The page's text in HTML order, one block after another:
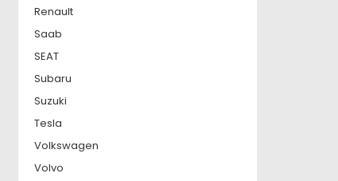
Renault
Saab
SEAT
Subaru
Suzuki
Tesla
Volkswagen
Volvo